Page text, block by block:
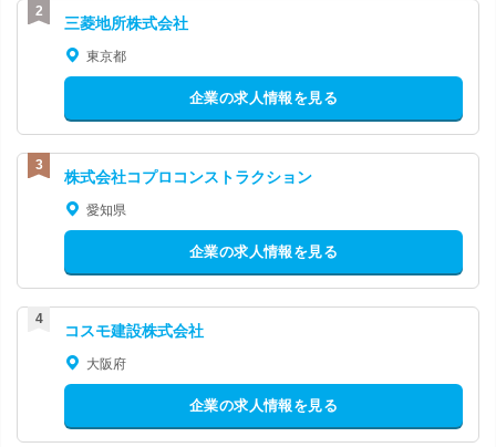
三菱地所株式会社
東京都
企業の求人情報を見る
株式会社コプロコンストラクション
愛知県
企業の求人情報を見る
コスモ建設株式会社
大阪府
企業の求人情報を見る